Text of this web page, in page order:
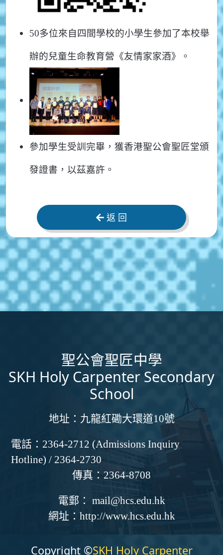
50多位來自四間學校的小學生參加了本校舉
辦的兒童生命教育營《友情家家酒》。
參加學生受訓完畢，獲香港聖公會聖匠堂頒
發證書，以茲嘉許。
返 回
聖公會聖匠中學
SKH Holy Carpenter Secondary
School
地址： 九龍紅磡大環道10號
電話： 2364-2712 (Admissions Inquiry
Hotline) / 2364-2730
傳真： 2364-8708
電郵： mail@hcs.edu.hk
網址： http://www.hcs.edu.hk
Copyright ©SKH Holy Carpenter